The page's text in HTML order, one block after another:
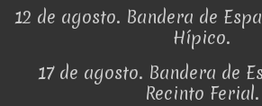
12 de agosto. Bandera de
Hípico.
17 de agosto. Bandera de
Recinto Ferial.